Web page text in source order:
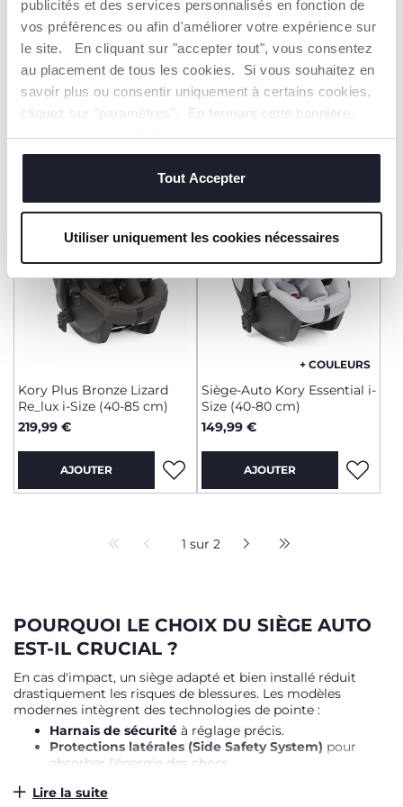
publicités et des services personnalisés en fonction de
vos préférences ou afin d'améliorer votre expérience sur
le site. En cliquant sur "accepter tout", vous consentez
au placement de tous les cookies. Si vous souhaitez en
savoir plus ou consentir uniquement à certains cookies,
cliquez sur "paramètres". En fermant cette bannière,
vous consentez à l'utilisation des seuls cookies
techniques, qui sont essentiels au service demandé.
Tout Accepter
Utiliser uniquement les cookies nécessaires
+ COULEURS
Siège-auto Seat105 i-Size
(40-105 cm)
349,99 €
+ COULEURS
Siège-auto First-Seat
Recline i-Size (40-87 cm)
249,99 €
Kory Plus Bronze Lizard
Re_lux i-Size (40-85 cm)
219,99 €
AJOUTER
2=3
+ COULEURS
Siège-Auto Kory Essential i-
Size (40-80 cm)
149,99 €
AJOUTER
1 sur 2
POURQUOI LE CHOIX DU SIÈGE AUTO
EST-IL CRUCIAL ?
En cas d'impact, un siège adapté et bien installé réduit
drastiquement les risques de blessures. Les modèles
modernes intègrent des technologies de pointe :
Harnais de sécurité à réglage précis.
Protections latérales (Side Safety System) pour
absorber l'énergie des chocs.
installation sans erreur.
Lire la suite